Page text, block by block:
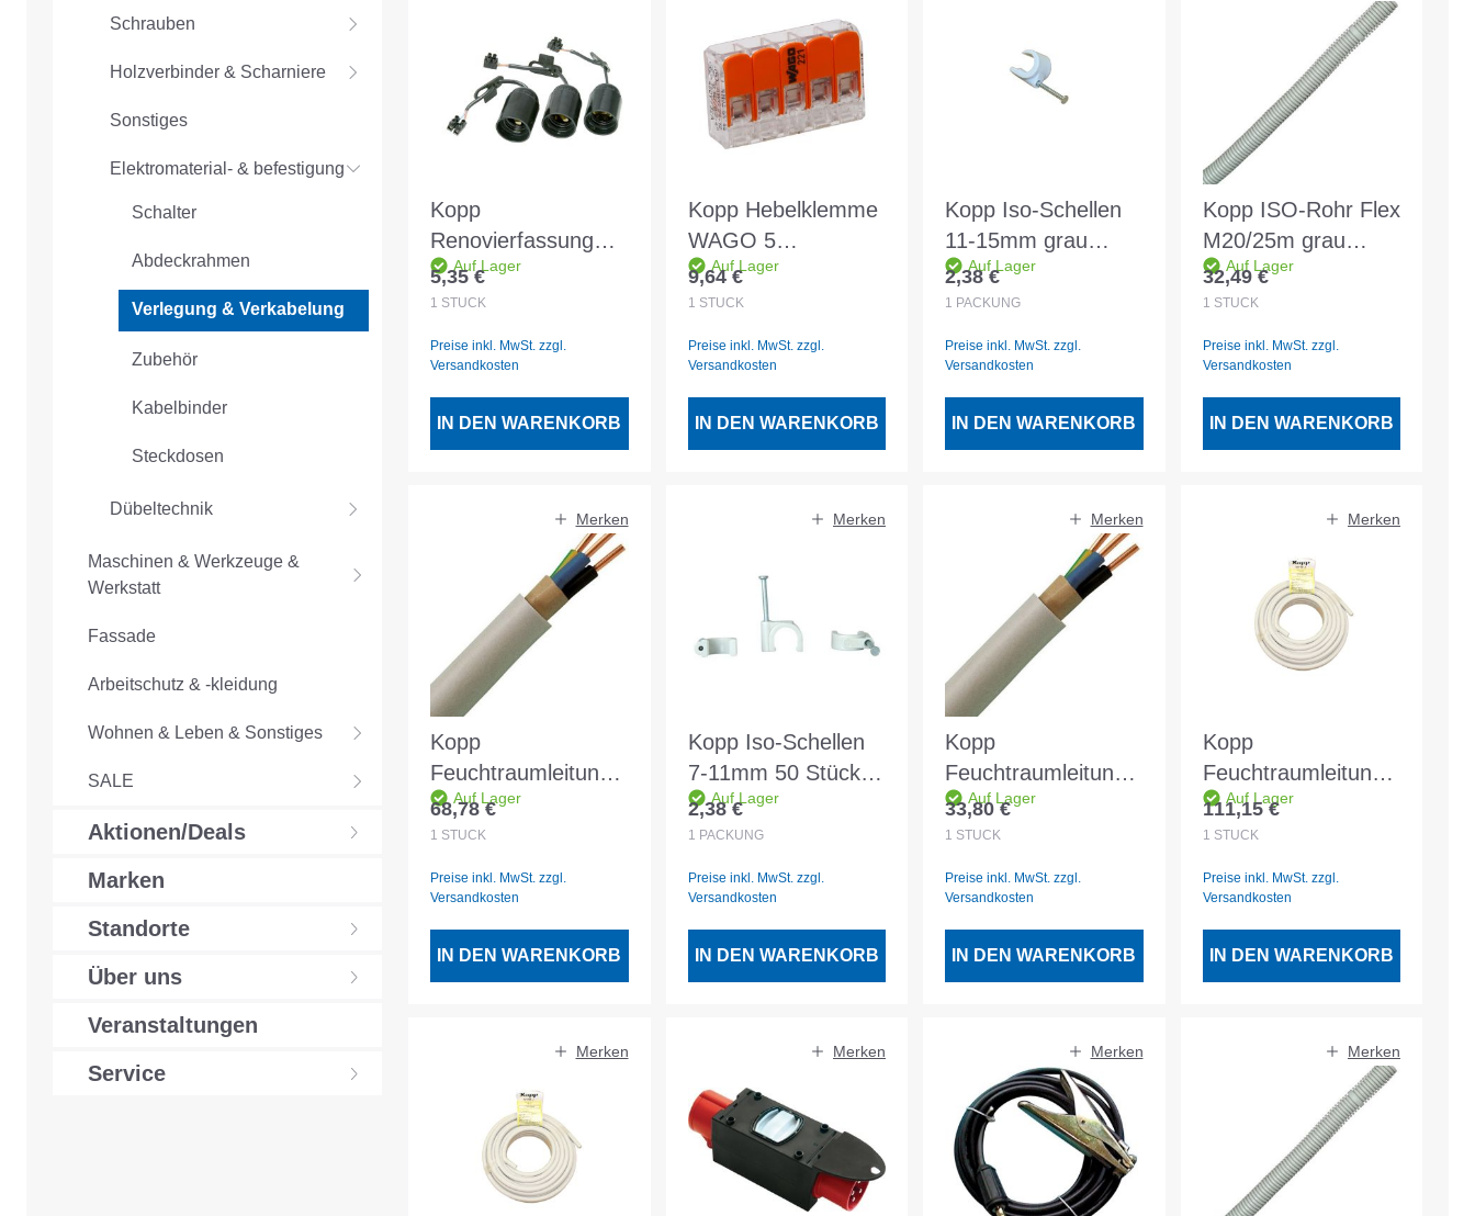
Schrauben
Holzverbinder & Scharniere
Sonstiges
Elektromaterial- & befestigung
Schalter
Abdeckrahmen
Verlegung & Verkabelung
Zubehör
Kabelbinder
Steckdosen
Dübeltechnik
Maschinen & Werkzeuge &
Werkstatt
Fassade
Arbeitschutz & -kleidung
Wohnen & Leben & Sonstiges
SALE
Aktionen/Deals
Marken
Standorte
Über uns
Veranstaltungen
Service
Kopp
Renovierfassung
E27 Leitung 15cm
3er Set
Auf Lager
Regulärer Preis:
5,35 €
1 STÜCK
Preise inkl. MwSt. zzgl.
Versandkosten
IN DEN WARENKORB
Kopp Hebelklemme
WAGO 5
Klemmstellen
Auf Lager
Regulärer Preis:
9,64 €
1 STÜCK
Preise inkl. MwSt. zzgl.
Versandkosten
IN DEN WARENKORB
Kopp Iso-Schellen
11-15mm grau
50St.
Auf Lager
Regulärer Preis:
2,38 €
1 PACKUNG
Preise inkl. MwSt. zzgl.
Versandkosten
IN DEN WARENKORB
Kopp ISO-Rohr Flex
M20/25m grau
mittlere Ausführung
750 N Betonfest
Auf Lager
Regulärer Preis:
32,49 €
1 STÜCK
Preise inkl. MwSt. zzgl.
Versandkosten
IN DEN WARENKORB
Merken
Kopp
Feuchtraumleitung
NYM-J 3x1.5qmm
25m
Auf Lager
Regulärer Preis:
68,78 €
1 STÜCK
Preise inkl. MwSt. zzgl.
Versandkosten
IN DEN WARENKORB
Merken
Kopp Iso-Schellen
7-11mm 50 Stück
grauAuf Lager
Regulärer Preis:
2,38 €
1 PACKUNG
Preise inkl. MwSt. zzgl.
Versandkosten
IN DEN WARENKORB
Merken
Kopp
Feuchtraumleitung
NYM-J 3x1.5 grau
10m
Auf Lager
Regulärer Preis:
33,80 €
1 STÜCK
Preise inkl. MwSt. zzgl.
Versandkosten
IN DEN WARENKORB
Merken
Kopp
Feuchtraumleitung
NYM-J 5x1.5 25m
Auf Lager
Regulärer Preis:
111,15 €
1 STÜCK
Preise inkl. MwSt. zzgl.
Versandkosten
IN DEN WARENKORB
Merken Merken Merken Merken